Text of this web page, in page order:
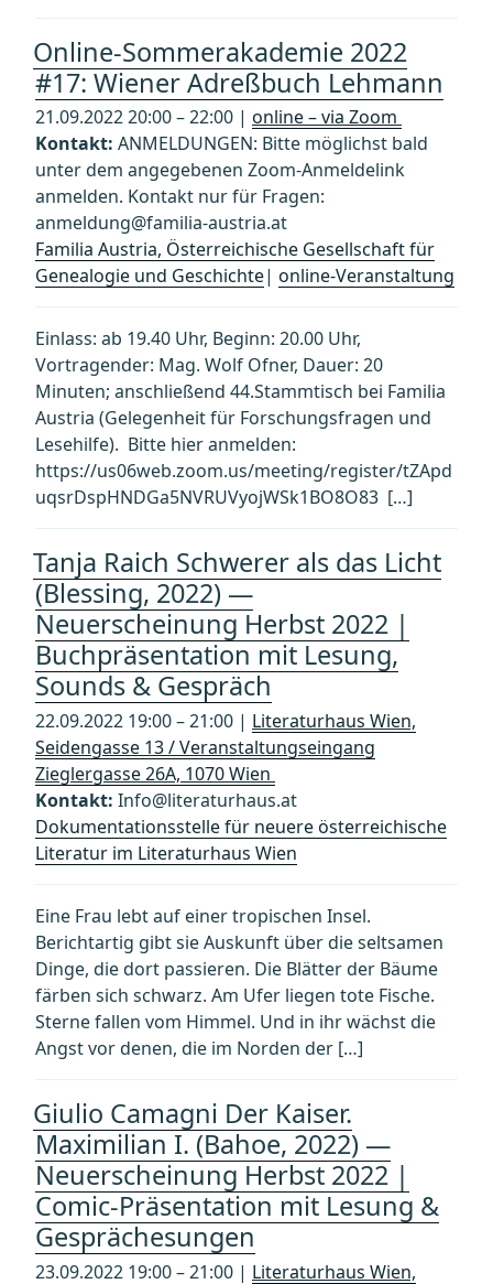
Online-Sommerakademie 2022
#17: Wiener Adreßbuch Lehmann
21.09.2022 20:00 – 22:00 | online – via Zoom
Kontakt: ANMELDUNGEN: Bitte möglichst bald
unter dem angegebenen Zoom-Anmeldelink
anmelden. Kontakt nur für Fragen:
anmeldung@familia-austria.at
Familia Austria, Österreichische Gesellschaft für
Genealogie und Geschichte| online-Veranstaltung
Einlass: ab 19.40 Uhr, Beginn: 20.00 Uhr,
Vortragender: Mag. Wolf Ofner, Dauer: 20
Minuten; anschließend 44.Stammtisch bei Familia
Austria (Gelegenheit für Forschungsfragen und
Lesehilfe). Bitte hier anmelden:
https://us06web.zoom.us/meeting/register/tZApd
uqsrDspHNDGa5NVRUVyojWSk1BO8O83 […]
Tanja Raich Schwerer als das Licht
(Blessing, 2022) —
Neuerscheinung Herbst 2022 |
Buchpräsentation mit Lesung,
Sounds & Gespräch
22.09.2022 19:00 – 21:00 | Literaturhaus Wien,
Seidengasse 13 / Veranstaltungseingang
Zieglergasse 26A, 1070 Wien
Kontakt: Info@literaturhaus.at
Dokumentationsstelle für neuere österreichische
Literatur im Literaturhaus Wien
Eine Frau lebt auf einer tropischen Insel.
Berichtartig gibt sie Auskunft über die seltsamen
Dinge, die dort passieren. Die Blätter der Bäume
färben sich schwarz. Am Ufer liegen tote Fische.
Sterne fallen vom Himmel. Und in ihr wächst die
Angst vor denen, die im Norden der […]
Giulio Camagni Der Kaiser.
Maximilian I. (Bahoe, 2022) —
Neuerscheinung Herbst 2022 |
Comic-Präsentation mit Lesung &
Gesprächesungen
23.09.2022 19:00 – 21:00 | Literaturhaus Wien,